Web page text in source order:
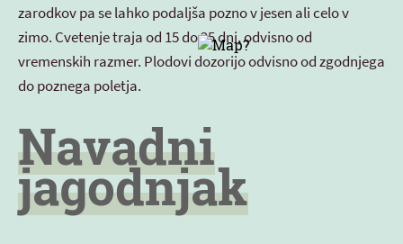
zarodkov pa se lahko podaljša pozno v jesen ali celo v
zimo. Cvetenje traja od 15 do 25 dni, odvisno od
vremenskih razmer. Plodovi dozorijo odvisno od zgodnjega
do poznega poletja.
Navadni
jagodnjak